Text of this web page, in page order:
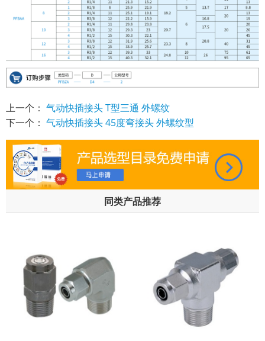
上一个： 气动快插接头 T型三通 外螺纹
下一个： 气动快插接头 45度弯接头 外螺纹型
同类产品推荐